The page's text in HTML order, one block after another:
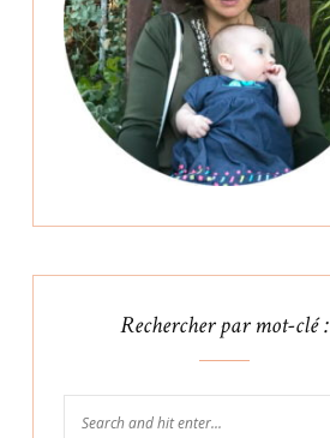
Rechercher par mot-clé :